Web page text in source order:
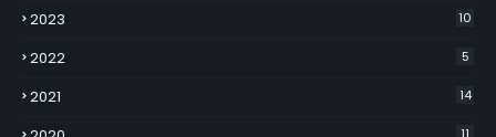
2023 10
2022 5
2021 14